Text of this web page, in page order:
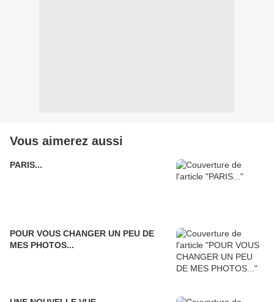
Vous aimerez aussi
PARIS...
POUR VOUS CHANGER UN PEU DE
MES PHOTOS...